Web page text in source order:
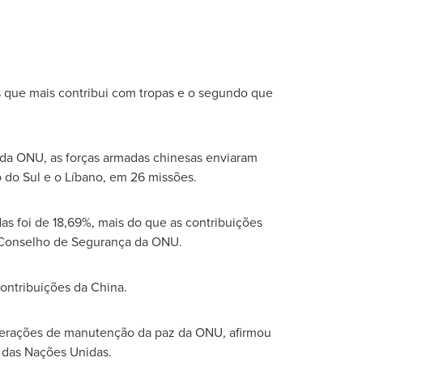
mais contribui com tropas e o segundo que
ONU, as forças armadas chinesas enviaram
Sul e o Líbano, em 26 missões.
foi de 18,69%, mais do que as contribuições
de Segurança da ONU.
daChina.
de manutenção da paz da ONU, afirmou
Nações Unidas.